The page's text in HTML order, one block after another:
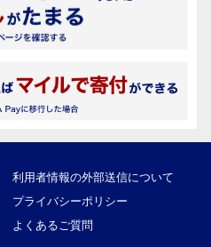
利用者情報の外部送信について
プライバシーポリシー
よくあるご質問